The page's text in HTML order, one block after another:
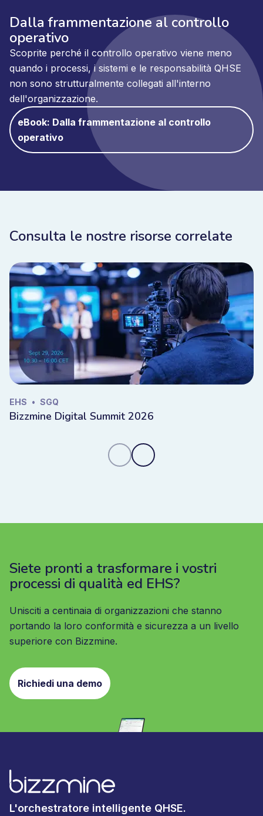
Dalla frammentazione al controllo
operativo
Scoprite perché il controllo operativo viene meno
quando i processi, i sistemi e le responsabilità QHSE
non sono strutturalmente collegati all'interno
dell'organizzazione.
eBook: Dalla frammentazione al controllo
operativo
Consulta le nostre risorse correlate
EHS • SGQ
Bizzmine Digital Summit 2026
Siete pronti a trasformare i vostri
processi di qualità ed EHS?
Unisciti a centinaia di organizzazioni che stanno
portando la loro conformità e sicurezza a un livello
superiore con Bizzmine.
Richiedi una demo
L'orchestratore intelligente QHSE.